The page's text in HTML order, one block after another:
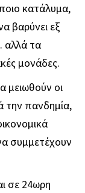
κατάλυμα,
βαρύνει εξ
. αλλά τα
μονάδες.
μειωθούν οι
την πανδημία,
συμμετέχουν
σε 24ωρη